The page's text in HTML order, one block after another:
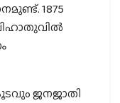
1875
ജനജാതി